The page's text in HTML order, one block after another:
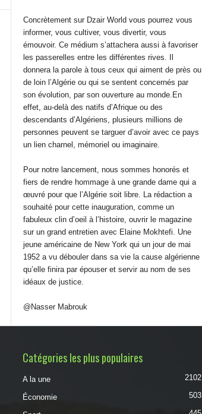
Concrètement sur Dzair World vous pourrez vous
informer, vous cultiver, vous divertir, vous
émouvoir. Ce médium s’attachera aussi à favoriser
les passerelles entre les différentes rives. Il
donnera la parole à tous ceux qui aiment de près ou
de loin l’Algérie ou qui se sentent concernés par
son évolution, par son ouverture au monde.En
effet, au-delà des natifs d’Afrique ou des
descendants d’Algériens, plusieurs millions de
personnes peuvent se targuer d’avoir avec ce pays
un lien charnel, mémoriel ou imaginaire.
Pour notre lancement, nous sommes honorés et
fiers de rendre hommage à une grande dame qui a
œuvré pour que l’Algérie soit libre. La rédaction a
souhaité pour cette inauguration, comme un
fabuleux clin d’oeil à l’histoire, ouvrir le magazine
sur un grand entretien avec Elaine Mokhtefi. Une
jeune américaine de New York qui un jour de mai
1952 a vu débouler dans sa vie la cause algérienne
qu’elle finira par épouser et servir au nom de ses
idéaux de justice.
@Nasser Mabrouk
Catégories les plus populaires
A la une 2102
Économie 503